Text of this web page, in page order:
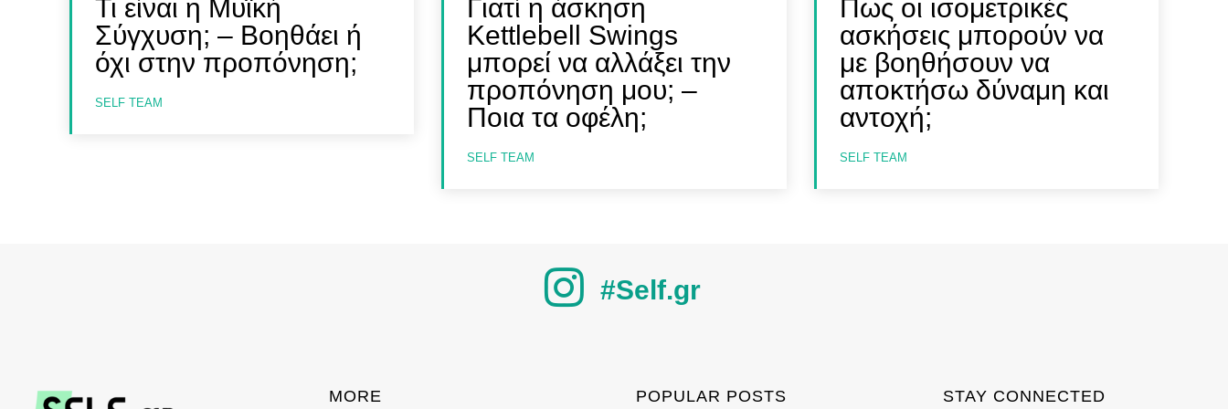
Τι είναι η Μυϊκή
Σύγχυση; – Βοηθάει ή
όχι στην προπόνηση;
SELF TEAM
Γιατί η άσκηση
Kettlebell Swings
μπορεί να αλλάξει την
προπόνηση μου; –
Ποια τα οφέλη;
SELF TEAM
Πως οι ισομετρικές
ασκήσεις μπορούν να
με βοηθήσουν να
αποκτήσω δύναμη και
αντοχή;
SELF TEAM
#Self.gr
MORE POPULAR POSTS STAY CONNECTED